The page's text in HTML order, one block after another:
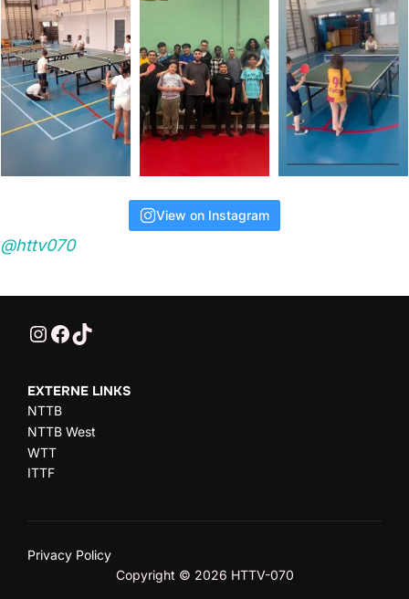
View on Instagram
@httv070
@HTTV070
HTTV-070
HTTV-070
EXTERNE LINKS
NTTB
NTTB West
WTT
ITTF
Privacy Policy
Copyright © 2026 HTTV-070